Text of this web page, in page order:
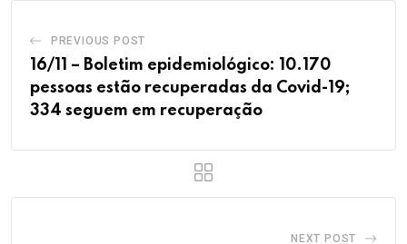
PREVIOUS POST
16/11 – Boletim epidemiológico: 10.170
pessoas estão recuperadas da Covid-19;
334 seguem em recuperação
NEXT POST